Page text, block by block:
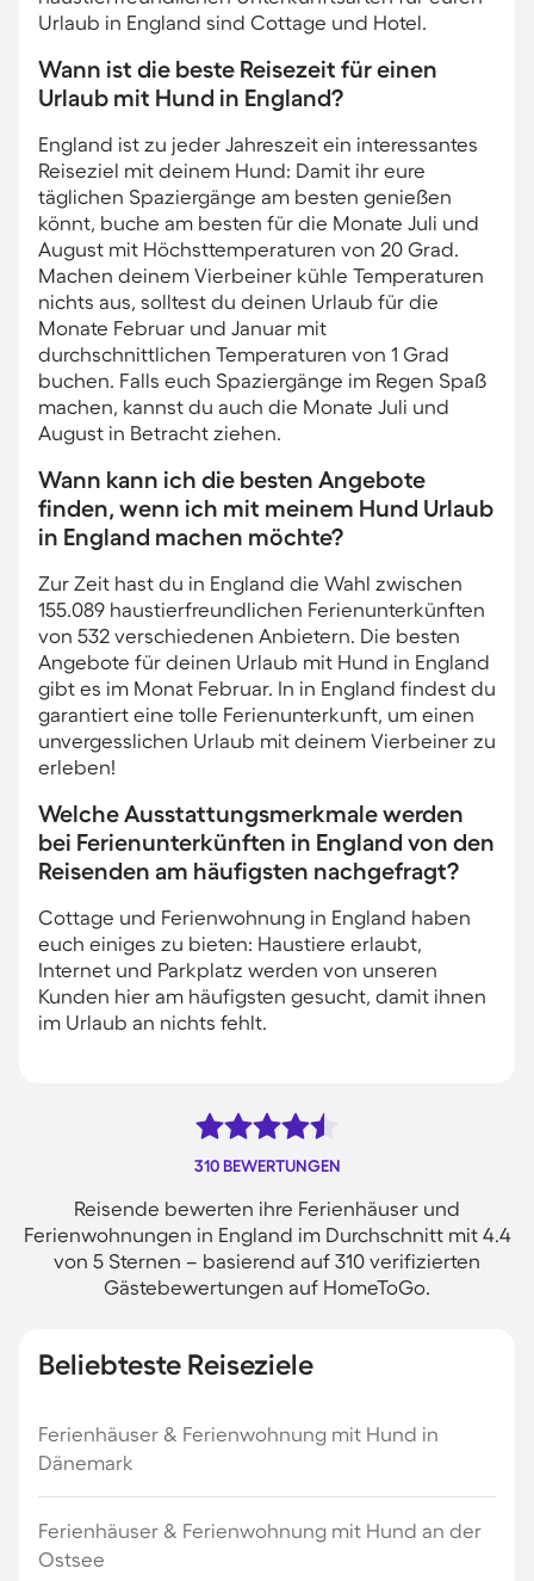
Urlaub in England sind Cottage und Hotel.
Wann ist die beste Reisezeit für einen
Urlaub mit Hund in England?
England ist zu jeder Jahreszeit ein interessantes
Reiseziel mit deinem Hund: Damit ihr eure
täglichen Spaziergänge am besten genießen
könnt, buche am besten für die Monate Juli und
August mit Höchsttemperaturen von 20 Grad.
Machen deinem Vierbeiner kühle Temperaturen
nichts aus, solltest du deinen Urlaub für die
Monate Februar und Januar mit
durchschnittlichen Temperaturen von 1 Grad
buchen. Falls euch Spaziergänge im Regen Spaß
machen, kannst du auch die Monate Juli und
August in Betracht ziehen.
Wann kann ich die besten Angebote
finden, wenn ich mit meinem Hund Urlaub
in England machen möchte?
Zur Zeit hast du in England die Wahl zwischen
155.089 haustierfreundlichen Ferienunterkünften
von 532 verschiedenen Anbietern. Die besten
Angebote für deinen Urlaub mit Hund in England
gibt es im Monat Februar. In in England findest du
garantiert eine tolle Ferienunterkunft, um einen
unvergesslichen Urlaub mit deinem Vierbeiner zu
erleben!
Welche Ausstattungsmerkmale werden
bei Ferienunterkünften in England von den
Reisenden am häufigsten nachgefragt?
Cottage und Ferienwohnung in England haben
euch einiges zu bieten: Haustiere erlaubt,
Internet und Parkplatz werden von unseren
Kunden hier am häufigsten gesucht, damit ihnen
im Urlaub an nichts fehlt.
310 BEWERTUNGEN
Reisende bewerten ihre Ferienhäuser und
Ferienwohnungen in England im Durchschnitt mit 4.4
von 5 Sternen – basierend auf 310 verifizierten
Gästebewertungen auf HomeToGo.
Beliebteste Reiseziele
Ferienhäuser & Ferienwohnung mit Hund in
Dänemark
Ferienhäuser & Ferienwohnung mit Hund an der
Ostsee